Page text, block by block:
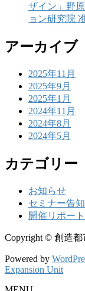
ザイン」野
ョン研究院
アーカイブ
2025年11月
2025年9月
2025年1月
2024年11月
2024年8月
2024年5月
カテゴリー
お知らせ
セミナー告知
開催リポート
Copyright © 創造都
Powered by
Expansion Unit